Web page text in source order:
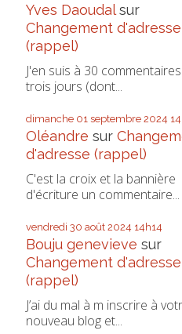
Yves Daoudalsur
Changement d'adresse
(rappel)
J'en suis à 30
trois jours (dont...
dimanche 01 septembre 2024
Oléandre sur
d'adresse (rappel)
C'est la croix et la bannière
d'écriture un commentaire...
vendredi 30 août 2024 14h14
Bouju genevieve sur
Changement d'adresse
(rappel)
J’ai du mal à m inscrire à
nouveau blog et...